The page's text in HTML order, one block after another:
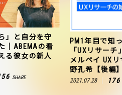
」と自分を守
｜ABEMAの看
る彼女の新人
SHARE
PM1年目で知
「UXリサー
メルペイ UX
野孔希【後編
2021.07.28 176